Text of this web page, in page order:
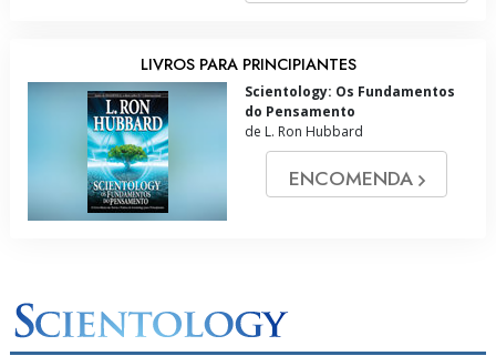
LIVROS PARA PRINCIPIANTES
Scientology: Os Fundamentos
do Pensamento
de L. Ron Hubbard
ENCOMENDA